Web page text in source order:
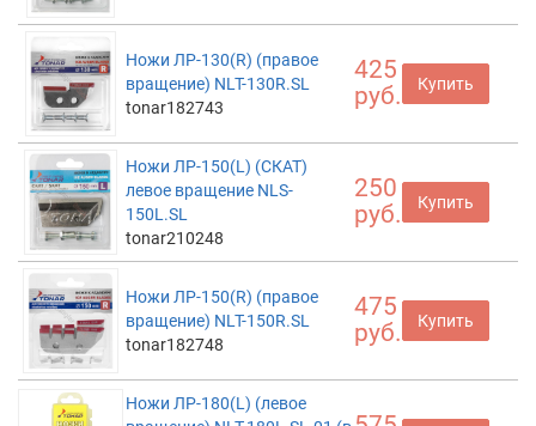
Ножи ЛР-130(R) (правое
вращение) NLT-130R.SL
tonar182743
425
руб.
Купить
Ножи ЛР-150(L) (СКАТ)
левое вращение NLS-
150L.SL
tonar210248
250
руб.
Купить
Ножи ЛР-150(R) (правое
вращение) NLT-150R.SL
tonar182748
475
руб.
Купить
Ножи ЛР-180(L) (левое